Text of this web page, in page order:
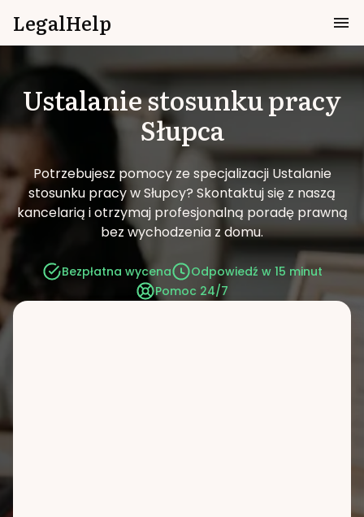
LegalHelp
Ustalanie stosunku pracy
Słupca
Potrzebujesz pomocy ze specjalizacji Ustalanie
stosunku pracy w Słupcy? Skontaktuj się z naszą
kancelarią i otrzymaj profesjonalną poradę prawną
bez wychodzenia z domu.
Bezpłatna wycena
Odpowiedź w 15 minut
Pomoc 24/7